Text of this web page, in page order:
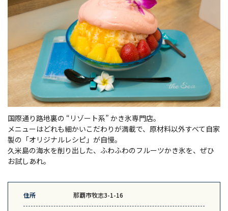
国際通り路地裏の “リゾート系” かき氷専門店。
メニューはどれも細かいこだわりが満載で、原材料以外すべて自家
製の「オリジナルレシピ」が自慢。
久米島の海水を削り出した、ふわふわのフルーツかき氷を、ぜひ
お試しあれ。
住所 那覇市牧志3-1-16